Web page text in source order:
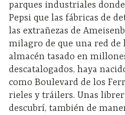
parques industriales
Pepsi que las fábricas de
las extrañezas de
milagro de que una red de
almacén tasado en
descatalogados, haya
como Boulevard de los
rieles y tráilers. Unas
descubrí, también de